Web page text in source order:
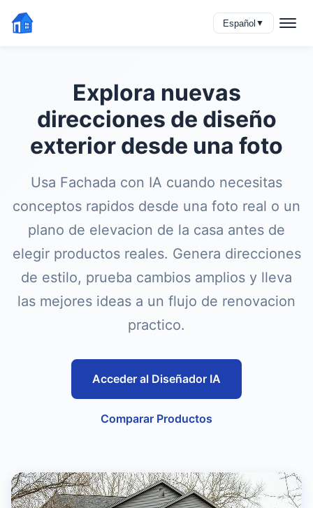
Español ▼
Explora nuevas
direcciones de diseño
exterior desde una foto
Usa Fachada con IA cuando necesitas
conceptos rapidos desde una foto real o un
plano de elevacion de la casa antes de
elegir productos reales. Genera direcciones
de estilo, prueba cambios amplios y lleva
las mejores ideas a un flujo de renovacion
practico.
Acceder al Diseñador IA
Comparar Productos